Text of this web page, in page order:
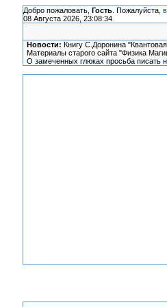
Добро пожаловать, Гость. Пожалуйста,
08 Августа 2026, 23:08:34
Новости: Книгу С.Доронина
Материалы старого сайта "Физика
О замеченных глюках просьба писать